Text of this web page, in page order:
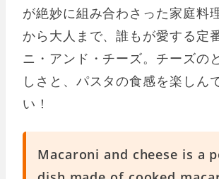
が絶妙に組み合わさった家庭料
から大人まで、誰もが愛する定
ニ・アンド・チーズ。チーズの
しさと、パスタの食感を楽しん
い！
Macaroni and cheese is a